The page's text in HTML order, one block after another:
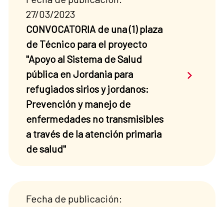
27/03/2023
CONVOCATORIA de una (1) plaza
de Técnico para el proyecto
"Apoyo al Sistema de Salud
pública en Jordania para
refugiados sirios y jordanos:
Prevención y manejo de
enfermedades no transmisibles
a través de la atención primaria
de salud"
Saber
Fecha de publicación: